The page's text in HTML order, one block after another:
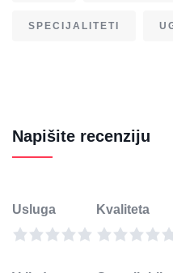
SPECIJALITETI
Napišite recenziju
Usluga Kvaliteta